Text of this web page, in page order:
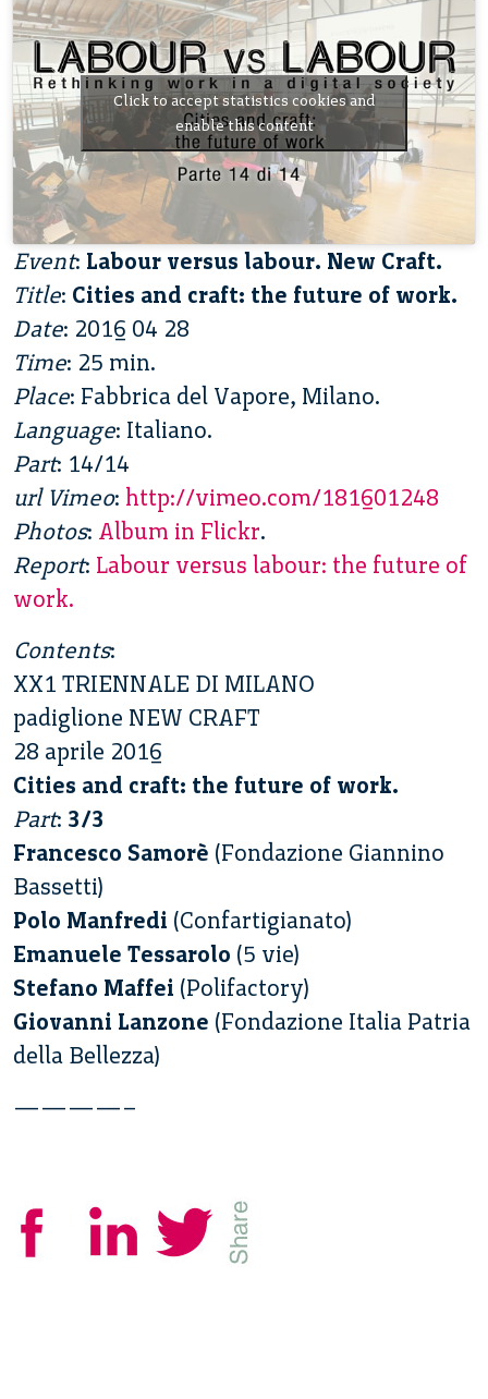
Click to accept statistics cookies and
enable this content
Event: Labour versus labour. New Craft.
Title: Cities and craft: the future of work.
Date: 2016 04 28
Time: 25 min.
Place: Fabbrica del Vapore, Milano.
Language: Italiano.
Part: 14/14
url Vimeo: http://vimeo.com/181601248
Photos: Album in Flickr.
Report: Labour versus labour: the future of
work.
Contents:
XX1 TRIENNALE DI MILANO
padiglione NEW CRAFT
28 aprile 2016
Cities and craft: the future of work.
Part: 3/3
Francesco Samorè (Fondazione Giannino
Bassetti)
Polo Manfredi (Confartigianato)
Emanuele Tessarolo (5 vie)
Stefano Maffei (Polifactory)
Giovanni Lanzone (Fondazione Italia Patria
della Bellezza)
————–